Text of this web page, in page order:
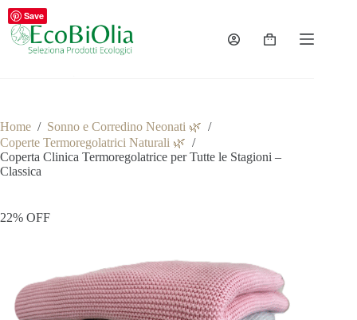
Salta
contenuto
Carrello
Home / Sonno e Corredino Neonati 🌿 /
Coperte Termoregolatrici Naturali 🌿 /
Coperta Clinica Termoregolatrice per Tutte le Stagioni –
Classica
Save
22% OFF